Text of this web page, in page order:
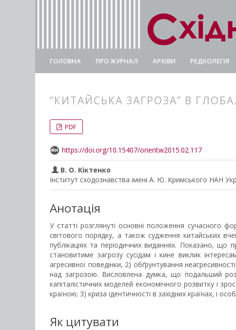
ГОЛОВНА ПРО ЖУРНАЛ АРХІВИ РЕДКОЛЕГІЯ
“КИТАЙСЬКА ЗАГРОЗА” В
PDF
https://doi.org/10.15407/orientw2015.02.117
В. О. Кіктенко
Інститут сходознавства імені А. Ю. Кримського НАН
Анотація
У статті розглянуті основні положення сучасного
світового порядку, а також судження китайських
публікаціях та періодичних виданнях. Показано, що
становитиме загрозу сусідам і кине виклик
агресивної поведінки, 2) обґрунтування
над загрозою. Висловлена думка, що подальший
капіталістичних моделей економічного розвитку і
країною; 3) криза ідентичності в західних країнах, і
Як цитувати